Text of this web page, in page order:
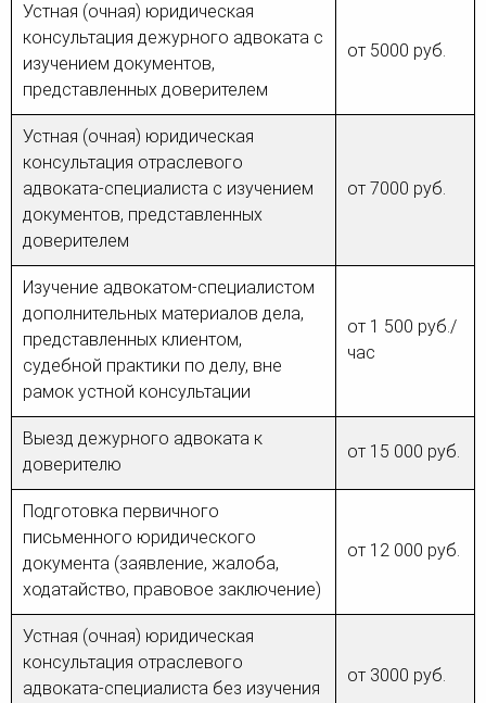
Устная (очная) юридическая
консультация дежурного адвоката с
изучением документов,
представленных доверителем
от 5000 руб.
Устная (очная) юридическая
консультация отраслевого
адвоката-специалиста с изучением
документов, представленных
доверителем
от 7000 руб.
Изучение адвокатом-специалистом
дополнительных материалов дела,
представленных клиентом,
судебной практики по делу, вне
рамок устной консультации
от 1 500 руб./
час
Выезд дежурного адвоката к
доверителю
от 15 000 руб.
Подготовка первичного
письменного юридического
документа (заявление, жалоба,
ходатайство, правовое заключение)
от 12 000 руб.
Устная (очная) юридическая
консультация отраслевого
адвоката-специалиста без изучения
от 3000 руб.